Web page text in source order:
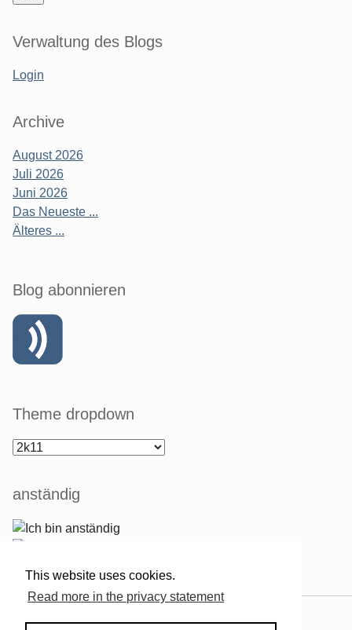
This website uses cookies.
Read more in the privacy statement
Verwaltung des Blogs
Login
Archive
August 2026
Juli 2026
Juni 2026
Das Neueste ...
Älteres ...
Blog abonnieren
Theme dropdown
anständig